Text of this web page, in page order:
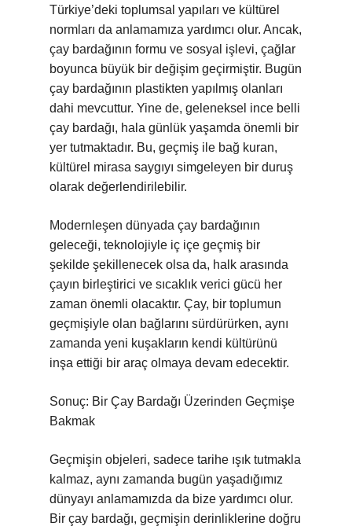
Türkiye’deki toplumsal yapıları ve kültürel
normları da anlamamıza yardımcı olur. Ancak,
çay bardağının formu ve sosyal işlevi, çağlar
boyunca büyük bir değişim geçirmiştir. Bugün
çay bardağının plastikten yapılmış olanları
dahi mevcuttur. Yine de, geleneksel ince belli
çay bardağı, hala günlük yaşamda önemli bir
yer tutmaktadır. Bu, geçmiş ile bağ kuran,
kültürel mirasa saygıyı simgeleyen bir duruş
olarak değerlendirilebilir.
Modernleşen dünyada çay bardağının
geleceği, teknolojiyle iç içe geçmiş bir
şekilde şekillenecek olsa da, halk arasında
çayın birleştirici ve sıcaklık verici gücü her
zaman önemli olacaktır. Çay, bir toplumun
geçmişiyle olan bağlarını sürdürürken, aynı
zamanda yeni kuşakların kendi kültürünü
inşa ettiği bir araç olmaya devam edecektir.
Sonuç: Bir Çay Bardağı Üzerinden Geçmişe
Bakmak
Geçmişin objeleri, sadece tarihe ışık tutmakla
kalmaz, aynı zamanda bugün yaşadığımız
dünyayı anlamamızda da bize yardımcı olur.
Bir çay bardağı, geçmişin derinliklerine doğru